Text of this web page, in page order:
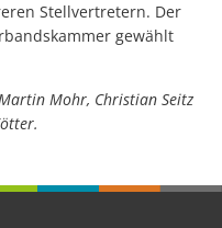
Stellvertretern. Der
gewählt
Mohr, Christian Seitz